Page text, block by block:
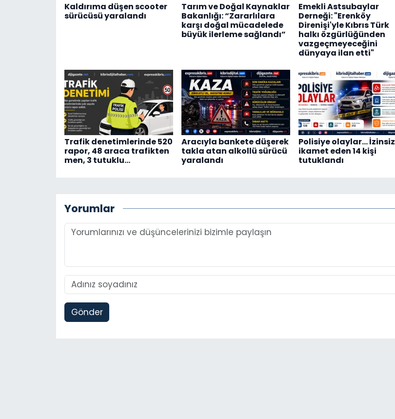
Kaldırıma düşen scooter
sürücüsü yaralandı
Tarım ve Doğal Kaynaklar
Bakanlığı: “Zararlılara
karşı doğal mücadelede
büyük ilerleme sağlandı”
Emekli Astsubaylar
Derneği: "Erenköy
Direnişi'yle Kıbrıs Türk
halkı özgürlüğünden
vazgeçmeyeceğini
dünyaya ilan etti"
Trafik denetimlerinde 520
rapor, 48 araca trafikten
men, 3 tutuklu…
Aracıyla bankete düşerek
takla atan alkollü sürücü
yaralandı
Polisiye olaylar… İzinsiz
ikamet eden 14 kişi
tutuklandı
Yorumlar
Gönder